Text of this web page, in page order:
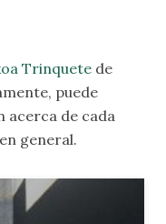
Trinquete de
puede
acerca de cada
general.